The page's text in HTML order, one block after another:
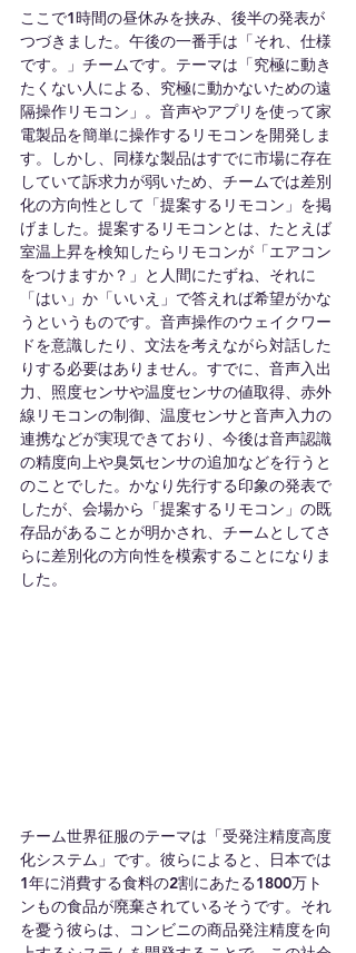
ここで1時間の昼休みを挟み、後半の発表が
つづきました。午後の一番手は「それ、仕様
です。」チームです。テーマは「究極に動き
たくない人による、究極に動かないための遠
隔操作リモコン」。音声やアプリを使って家
電製品を簡単に操作するリモコンを開発しま
す。しかし、同様な製品はすでに市場に存在
していて訴求力が弱いため、チームでは差別
化の方向性として「提案するリモコン」を掲
げました。提案するリモコンとは、たとえば
室温上昇を検知したらリモコンが「エアコン
をつけますか？」と人間にたずね、それに
「はい」か「いいえ」で答えれば希望がかな
うというものです。音声操作のウェイクワー
ドを意識したり、文法を考えながら対話した
りする必要はありません。すでに、音声入出
力、照度センサや温度センサの値取得、赤外
線リモコンの制御、温度センサと音声入力の
連携などが実現できており、今後は音声認識
の精度向上や臭気センサの追加などを行うと
のことでした。かなり先行する印象の発表で
したが、会場から「提案するリモコン」の既
存品があることが明かされ、チームとしてさ
らに差別化の方向性を模索することになりま
した。
チーム世界征服のテーマは「受発注精度高度
化システム」です。彼らによると、日本では
1年に消費する食料の2割にあたる1800万ト
ンもの食品が廃棄されているそうです。それ
を憂う彼らは、コンビニの商品発注精度を向